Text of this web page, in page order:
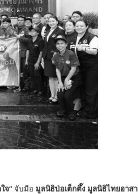
จ” จับมือ มูลนิธิป่อเต็กตึ๊ง มูลนิธิไทยอาสา